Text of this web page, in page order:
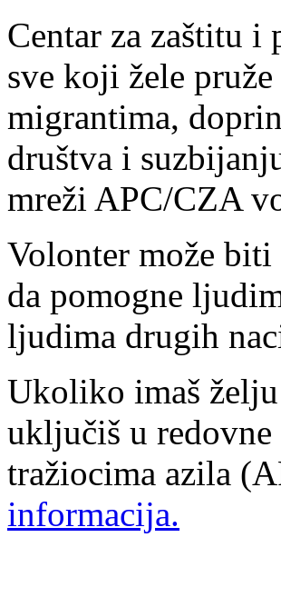
Centar za zaštitu
sve koji žele
migrantima,
društva i
mreži APC/CZA
Volonter može
da pomogne
ljudima drugih
Ukoliko imaš želju
uključiš u
tražiocima azila
informacija.